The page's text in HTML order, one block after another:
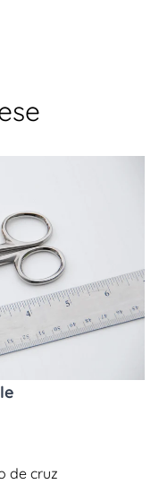
de cruz